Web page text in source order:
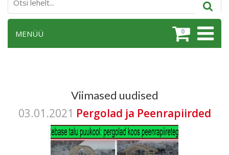
0
MENÜÜ
Viimased uudised
03.01.2021 Pergolad ja Peenrapiirded